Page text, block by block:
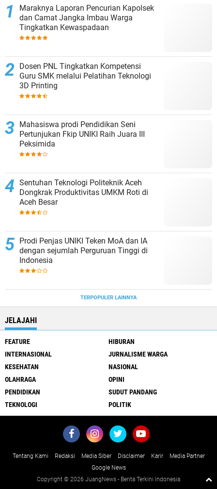
Maraknya Laporan Pencurian Kapolsek
dan Camat Jangka Imbau Warga
Tingkatkan Kewaspadaan
Dosen PNL Tingkatkan Kompetensi
Guru SMK melalui Pelatihan Teknologi
3D Printing
Mahasiswa prodi Pendidikan Seni
Pertunjukan Fkip UNIKI Raih Juara III
Peksimida
Sentuhan Teknologi Politeknik Aceh
Dongkrak Produktivitas UMKM Roti di
Aceh Besar
Prodi Penjas UNIKI Teken MoA dan IA
dengan sejumlah Perguruan Tinggi di
Indonesia
TERPOPULER LAINNYA
JELAJAHI
FEATURE
HIBURAN
INTERNASIONAL
JURNALISME WARGA
KESEHATAN
NASIONAL
OLAHRAGA
OPINI
PENDIDIKAN
SUDUT PANDANG
TEKNOLOGI
POLITIK
Tentang Kami Redaksi Media Siber Disclaimer Karir
Media Partner
Google News
Copyright © 2026 JuangNews - Berita Terkini Indonesia